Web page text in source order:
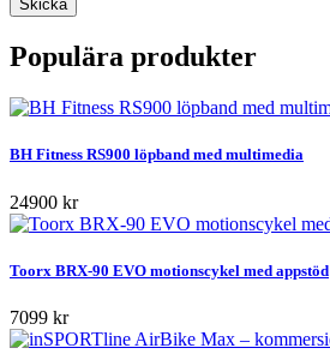
Populära produkter
BH Fitness RS900 löpband med multimedia
24900 kr
Toorx BRX-90 EVO motionscykel med appstöd
7099 kr